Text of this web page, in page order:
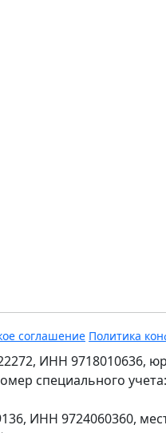
соглашение Политика
ИНН 9718010636,
специального
ИНН 9724060360,